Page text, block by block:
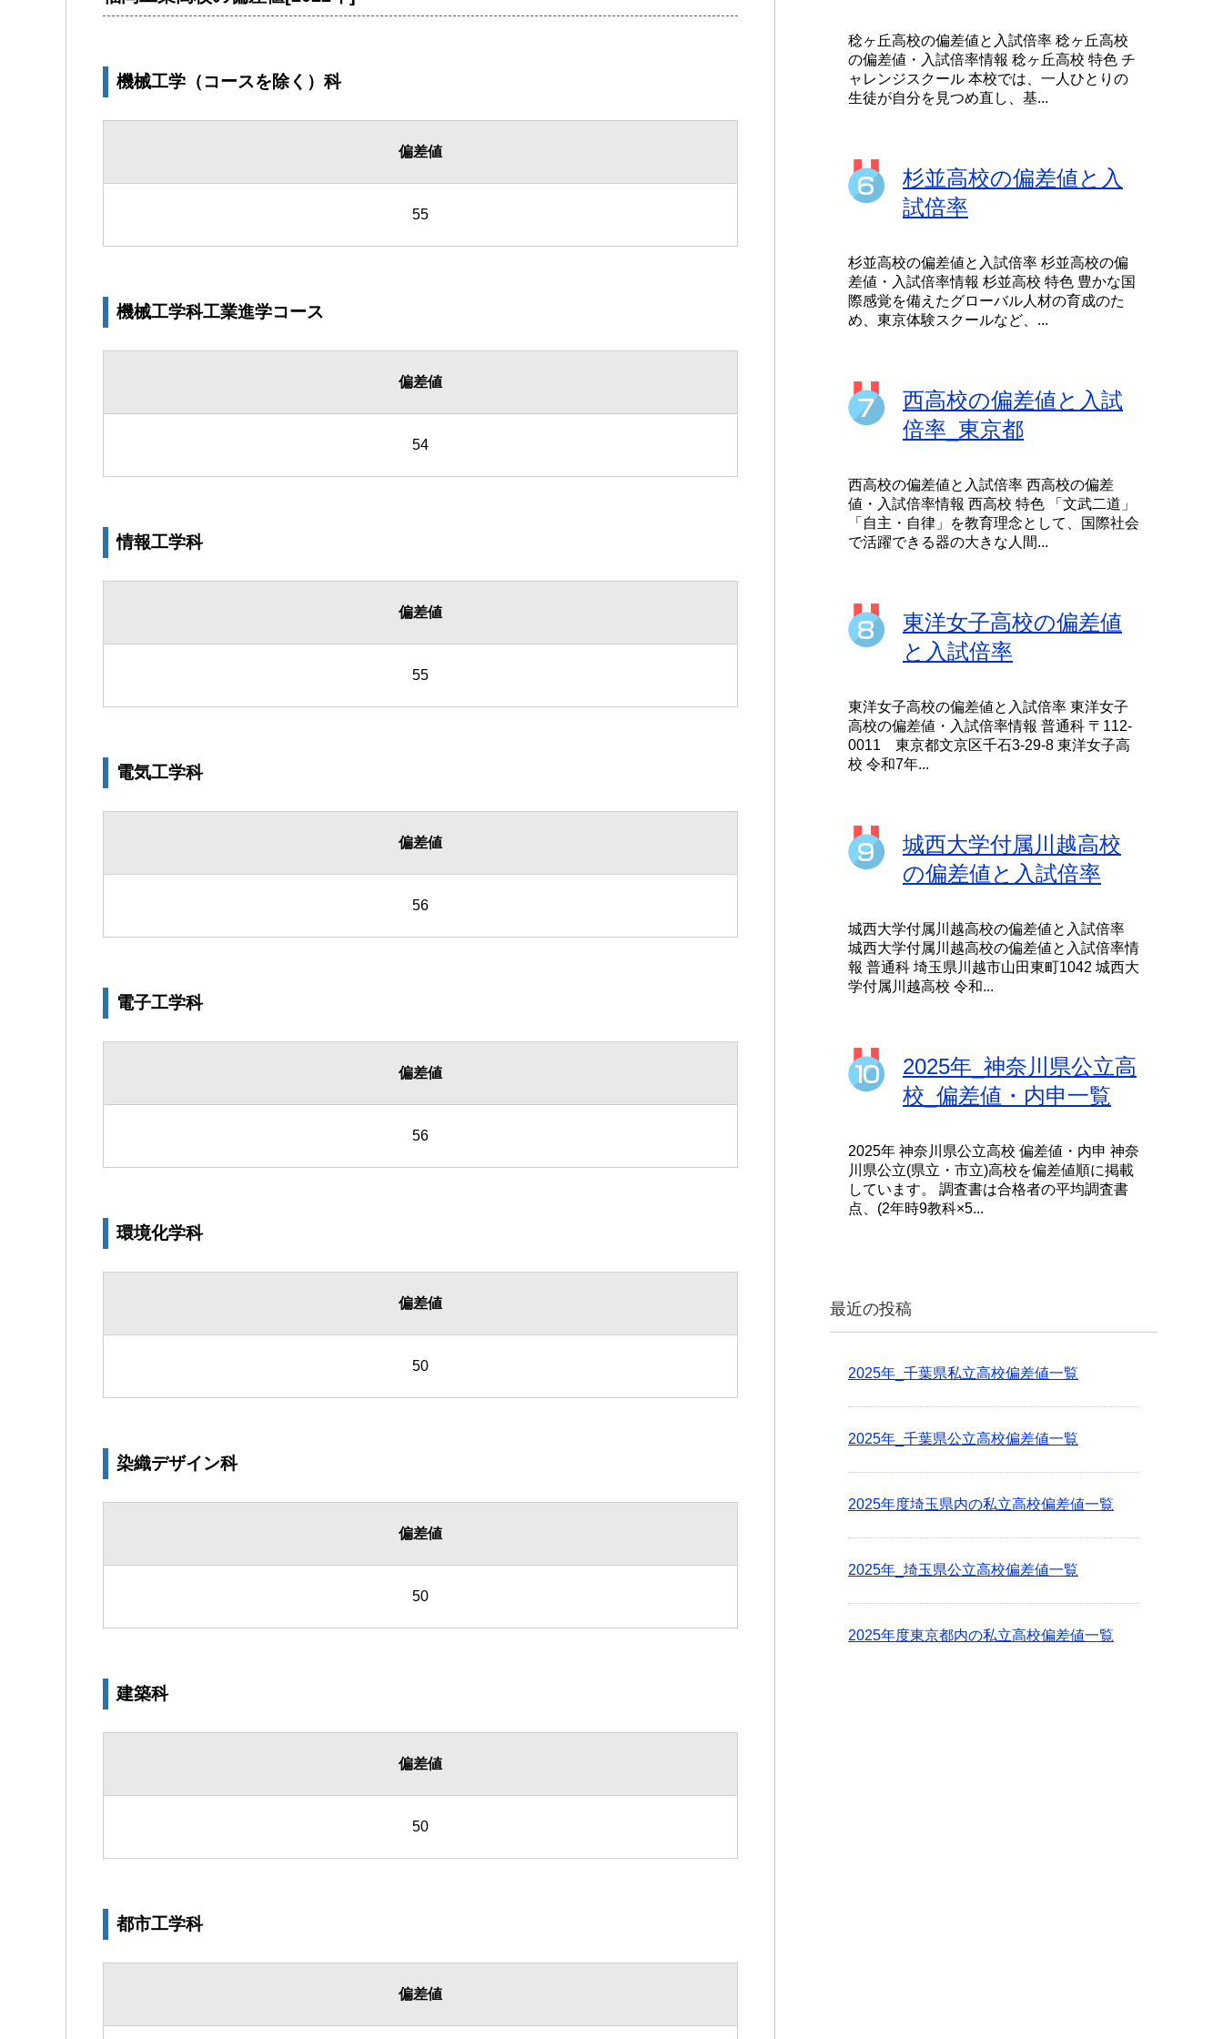
機械工学（コースを除く）科
偏差値
55
機械工学科工業進学コース
偏差値
54
情報工学科
偏差値
55
電気工学科
偏差値
56
電子工学科
偏差値
56
環境化学科
偏差値
50
染織デザイン科
偏差値
50
建築科
偏差値
50
都市工学科
偏差値
稔ヶ丘高校の偏差値と入試倍率 稔ヶ丘高校
の偏差値・入試倍率情報 稔ヶ丘高校 特色 チ
ャレンジスクール 本校では、一人ひとりの
生徒が自分を見つめ直し、基...
杉並高校の偏差値と入
試倍率
杉並高校の偏差値と入試倍率 杉並高校の偏
差値・入試倍率情報 杉並高校 特色 豊かな国
際感覚を備えたグローバル人材の育成のた
め、東京体験スクールなど、...
西高校の偏差値と入試
倍率_東京都
西高校の偏差値と入試倍率 西高校の偏差
値・入試倍率情報 西高校 特色 「文武二道」
「自主・自律」を教育理念として、国際社会
で活躍できる器の大きな人間...
東洋女子高校の偏差値
と入試倍率
東洋女子高校の偏差値と入試倍率 東洋女子
高校の偏差値・入試倍率情報 普通科 〒112-
0011 東京都文京区千石3-29-8 東洋女子高
校 令和7年...
城西大学付属川越高校
の偏差値と入試倍率
城西大学付属川越高校の偏差値と入試倍率
城西大学付属川越高校の偏差値と入試倍率情
報 普通科 埼玉県川越市山田東町1042 城西大
学付属川越高校 令和...
2025年_神奈川県公立高
校_偏差値・内申一覧
2025年 神奈川県公立高校 偏差値・内申 神奈
川県公立(県立・市立)高校を偏差値順に掲載
しています。 調査書は合格者の平均調査書
点、(2年時9教科×5...
最近の投稿
2025年_千葉県私立高校偏差値一覧
2025年_千葉県公立高校偏差値一覧
2025年度埼玉県内の私立高校偏差値一覧
2025年_埼玉県公立高校偏差値一覧
2025年度東京都内の私立高校偏差値一覧